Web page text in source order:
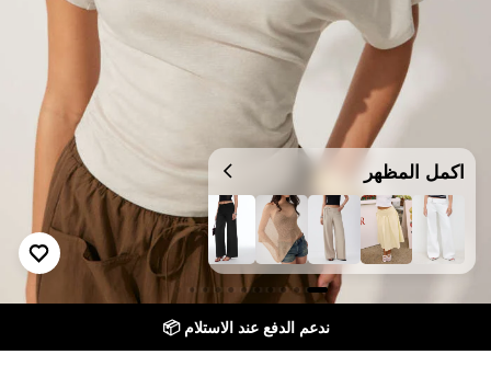
اكمل المظهر
ندعم الدفع عند الاستلام 📦